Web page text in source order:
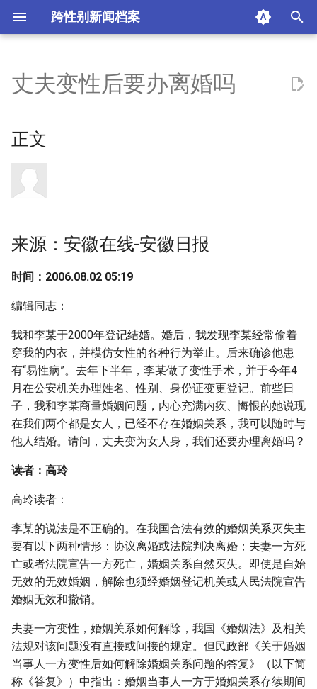
跨性别新闻档案
i
l
z
n
g
s
e
a
r
正文
来源：安徽在线-安徽日报
摘要与附加信息
附加信息 [Processed Page
丈夫变性后要办离婚吗
正文
来源：安徽在线-安徽日报
时间：2006.08.02 05:19
编辑同志：
我和李某于2000年登记结婚。婚后，我发现李某经常偷着
穿我的内衣，并模仿女性的各种行为举止。后来确诊他患
有“易性病”。去年下半年，李某做了变性手术，并于今年4
月在公安机关办理姓名、性别、身份证变更登记。前些日
子，我和李某商量婚姻问题，内心充满内疚、悔恨的她说现
在我们两个都是女人，已经不存在婚姻关系，我可以随时与
他人结婚。请问，丈夫变为女人身，我们还要办理离婚吗？
读者：高玲
高玲读者：
李某的说法是不正确的。在我国合法有效的婚姻关系灭失主
要有以下两种情形：协议离婚或法院判决离婚；夫妻一方死
亡或者法院宣告一方死亡，婚姻关系自然灭失。即使是自始
无效的无效婚姻，解除也须经婚姻登记机关或人民法院宣告
婚姻无效和撤销。
夫妻一方变性，婚姻关系如何解除，我国《婚姻法》及相关
法规对该问题没有直接或间接的规定。但民政部《关于婚姻
当事人一方变性后如何解除婚姻关系问题的答复》（以下简
称《答复》）中指出：婚姻当事人一方于婚姻关系存续期间